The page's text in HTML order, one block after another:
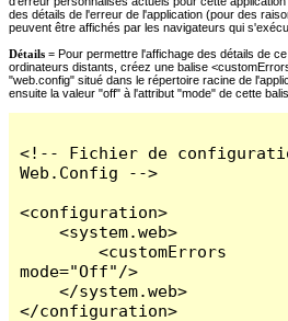
des détails de l'erreur de l'application (pour des
peuvent être affichés par les navigateurs qui
Détails = Pour permettre l'affichage des détails de
ordinateurs distants, créez une balise
"web.config" situé dans le répertoire racine de
ensuite la valeur "off" à l'attribut "mode" de cette
<!-- Fichier de
Web.Config -->
<configuration>
    <system.web>
        <customErrors
mode="Off"/>
    </system.web>
</configuration>